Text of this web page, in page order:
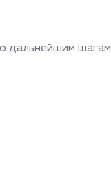
дальнейшим шагам